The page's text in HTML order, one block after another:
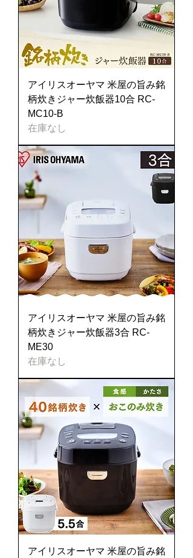
アイリスオーヤマ 米屋の旨み銘
柄炊きジャー炊飯器10合 RC-
MC10-B
在庫なし
アイリスオーヤマ 米屋の旨み銘
柄炊きジャー炊飯器3合 RC-
ME30
在庫なし
アイリスオーヤマ 米屋の旨み銘